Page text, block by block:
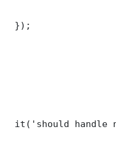
});
it('should